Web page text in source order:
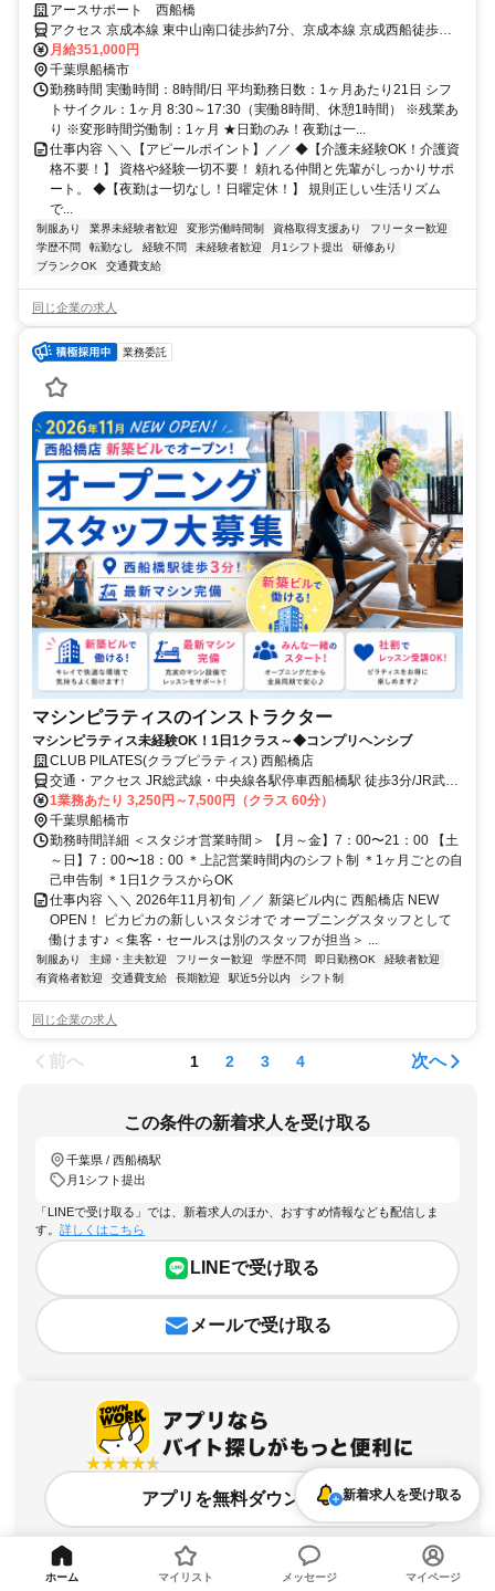
チーム体制！
アースサポート 西船橋
アクセス 京成本線 東中山南口徒歩約7分、京成本線 京成西船徒歩約7
分、ＪＲ武蔵野線 西船橋北口徒歩約8分
月給351,000円
千葉県船橋市
勤務時間 実働時間：8時間/日 平均勤務日数：1ヶ月あたり21日 シフ
トサイクル：1ヶ月 8:30～17:30（実働8時間、休憩1時間） ※残業あ
り ※変形時間労働制：1ヶ月 ★日勤のみ！夜勤は一...
仕事内容 ＼＼【アピールポイント】／／ ◆【介護未経験OK！介護資
格不要！】 資格や経験一切不要！ 頼れる仲間と先輩がしっかりサポ
ート。 ◆【夜勤は一切なし！日曜定休！】 規則正しい生活リズム
で...
制服あり 業界未経験者歓迎 変形労働時間制 資格取得支援あり
フリーター歓迎
学歴不問
転勤なし 経験不問 未経験者歓迎 月1シフト提出
研修あり
ブランクOK
交通費支給
同じ企業の求人
業務委託
マシンピラティスのインストラクター
マシンピラティス未経験OK！1日1クラス～◆コンプリヘンシブ
CLUB PILATES(クラブピラティス) 西船橋店
交通・アクセス JR総武線・中央線各駅停車西船橋駅 徒歩3分/JR武蔵
野線 西船橋駅 徒歩3分/東京メトロ東西線西船橋駅 徒歩3分
1業務あたり 3,250円～7,500円（クラス 60分）
千葉県船橋市
勤務時間詳細 ＜スタジオ営業時間＞ 【月～金】7：00〜21：00 【土
～日】7：00〜18：00 ＊上記営業時間内のシフト制 ＊1ヶ月ごとの自
己申告制 ＊1日1クラスからOK
仕事内容 ＼＼ 2026年11月初旬 ／／ 新築ビル内に 西船橋店 NEW
OPEN！ ピカピカの新しいスタジオで オープニングスタッフとして
働けます♪ ＜集客・セールスは別のスタッフが担当＞ ...
制服あり 主婦・主夫歓迎 フリーター歓迎 学歴不問 即日勤務OK
経験者歓迎
有資格者歓迎
交通費支給 長期歓迎 駅近5分以内 シフト制
同じ企業の求人
前へ 1 2 3 4 次へ
この条件の新着求人を受け取る
千葉県 / 西船橋駅
月1シフト提出
「LINEで受け取る」では、新着求人のほか、おすすめ情報なども配信しま
す。 詳しくはこちら
LINEで受け取る
メールで受け取る
アプリを無料ダウンロード新着求人を受け取る
ホーム マイリスト メッセージ マイページ